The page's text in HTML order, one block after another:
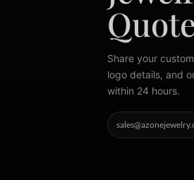
Share your
logo details, and
within 24 hours.